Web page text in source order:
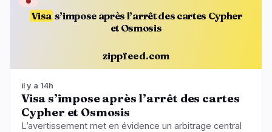
Visa s’impose après l’arrêt des cartes Cypher
et Osmosis
zippfeed.com
il y a 14h
Visa s’impose après l’arrêt des cartes
Cypher et Osmosis
L’avertissement met en évidence un arbitrage central